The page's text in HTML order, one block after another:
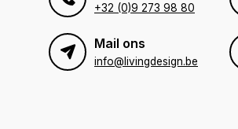
+32 (0)9 273 98 80
Mail ons
info@livingdesign.be